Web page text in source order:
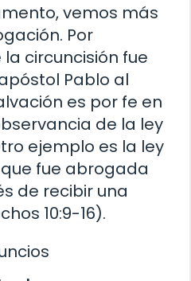
vemos más
Por
circuncisión fue
Pablo al
es por fe en
de la ley
ejemplo es la ley
fue abrogada
de recibir una
10:9-16).